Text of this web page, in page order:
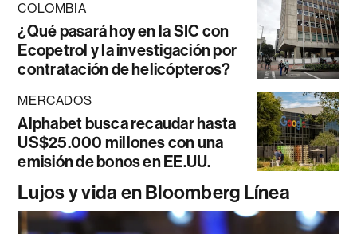
COLOMBIA
¿Qué pasará hoy en la SIC con
Ecopetrol y la investigación por
contratación de helicópteros?
MERCADOS
Alphabet busca recaudar hasta
US$25.000 millones con una
emisión de bonos en EE.UU.
Lujos y vida en Bloomberg Línea